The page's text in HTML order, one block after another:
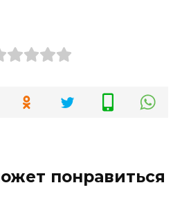
понравиться